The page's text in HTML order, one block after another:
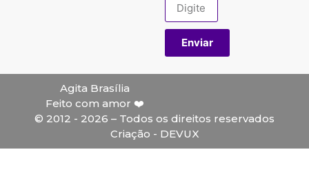
Enviar
Agita Brasília
Feito com amor ❤️
© 2012 - 2026 – Todos os direitos reservados
Criação - DEVUX